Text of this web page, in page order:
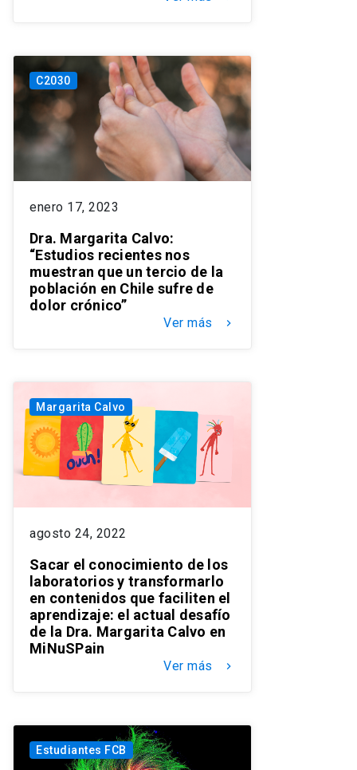
C2030
enero 17, 2023
Dra. Margarita Calvo:
“Estudios recientes nos
muestran que un tercio de la
población en Chile sufre de
dolor crónico”
Ver más keyboard_arrow_right
Margarita Calvo
agosto 24, 2022
Sacar el conocimiento de los
laboratorios y transformarlo
en contenidos que faciliten el
aprendizaje: el actual desafío
de la Dra. Margarita Calvo en
MiNuSPain
Ver más keyboard_arrow_right
Estudiantes FCB